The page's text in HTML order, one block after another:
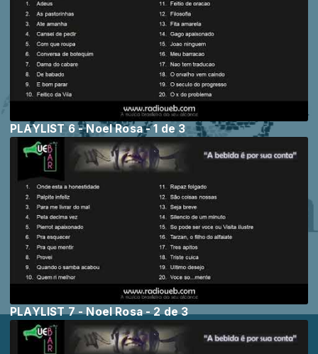
PLAYLIST 6 - Noel Rosa - 1 de 3
PLAYLIST 7 - Noel Rosa - 2 de 3